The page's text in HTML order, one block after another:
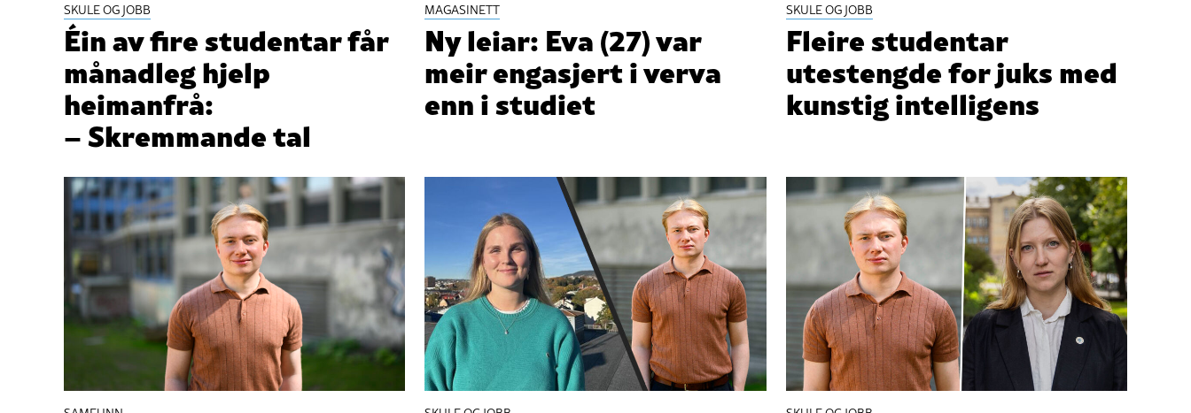
SKULE OG JOBB
Éin av fire studentar får
månadleg hjelp
heimanfrå:
– Skremmande tal
MAGASINETT
Ny leiar: Eva (27) var
meir engasjert i verva
enn i studiet
SKULE OG JOBB
Fleire studentar
utestengde for juks med
kunstig intelligens